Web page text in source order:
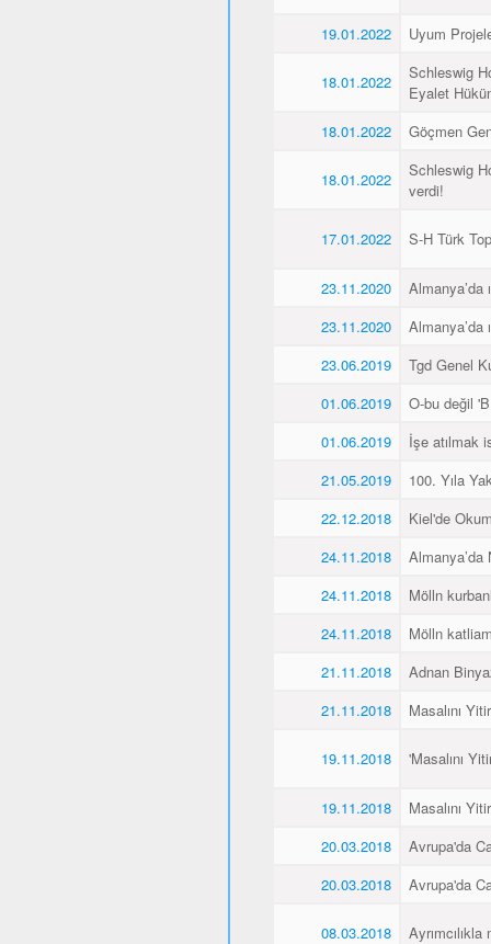
19.01.2022 Uyum
18.01.2022
Schleswig
Eyalet
18.01.2022
Göçmen
18.01.2022
Schleswig
verdi!
17.01.2022 S-H Türk
23.11.2020
Almanya’da
23.11.2020
Almanya’da
23.06.2019
Tgd Genel
01.06.2019
O-bu değil
01.06.2019
İşe atılmak
21.05.2019
100. Yıla
22.12.2018
Kiel'de
24.11.2018
Almanya’da
24.11.2018
Mölln
24.11.2018
Mölln
21.11.2018
Adnan
21.11.2018
Masalını
19.11.2018 'Masalını
19.11.2018
Masalını
20.03.2018
Avrupa'da
20.03.2018
Avrupa'da
08.03.2018